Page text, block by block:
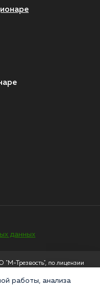
данных
Трезвость", по лицензии
подъезд 1
работы, анализа